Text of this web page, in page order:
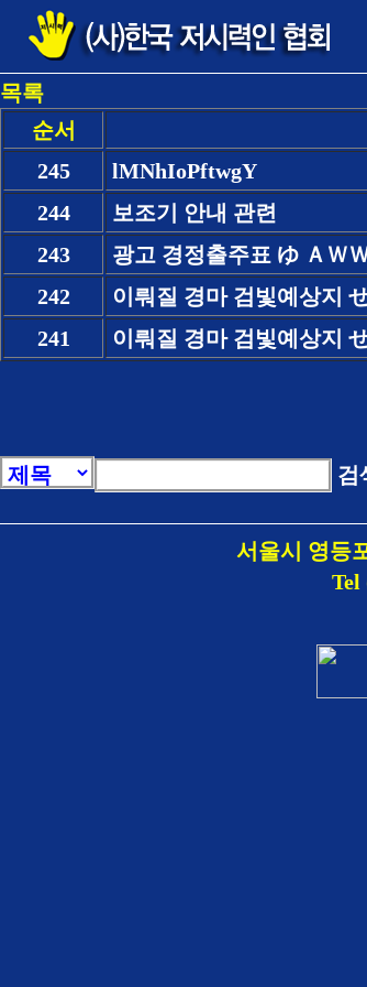
목록
순서
245
lMNhIoPftwgY
244
보조기 안내 관련
243
광고 경정출주표 ゆ ＡＷ
242
이뤄질 경마 검빛예상지
241
이뤄질 경마 검빛예상지
검
서울시 영등
Tel